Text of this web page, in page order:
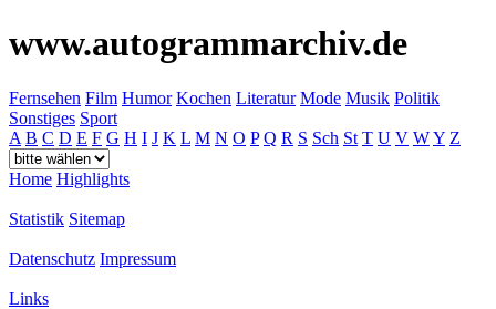
www.autogrammarchiv.de
Fernsehen Film Humor Kochen Literatur Mode Musik Politik
Sonstiges Sport
A B C D E F G H I J K L M N O P Q R S Sch St T U V WY Z
Home Highlights
Statistik Sitemap
Datenschutz Impressum
Links